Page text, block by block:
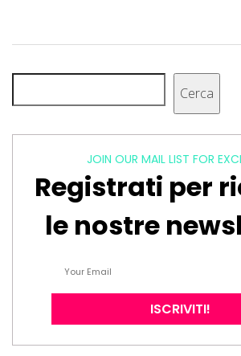
Cerca
JOIN OUR MAIL LIST FOR
Registrati per
le nostre